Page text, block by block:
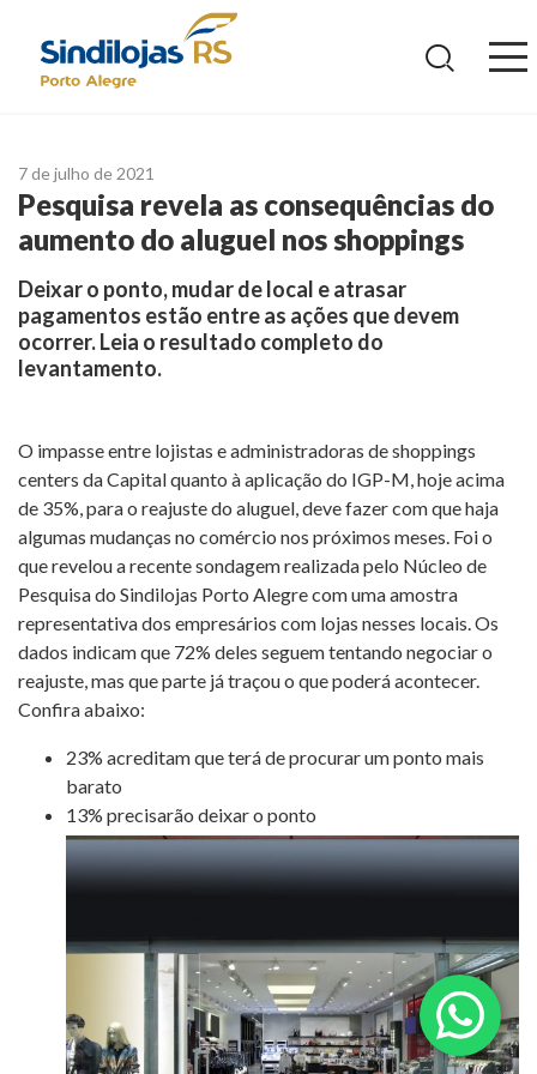
7 de julho de 2021
Pesquisa revela as consequências do
aumento do aluguel nos shoppings
Deixar o ponto, mudar de local e atrasar
pagamentos estão entre as ações que devem
ocorrer. Leia o resultado completo do
levantamento.
O impasse entre lojistas e administradoras de shoppings
centers da Capital quanto à aplicação do IGP-M, hoje acima
de 35%, para o reajuste do aluguel, deve fazer com que haja
algumas mudanças no comércio nos próximos meses. Foi o
que revelou a recente sondagem realizada pelo Núcleo de
Pesquisa do Sindilojas Porto Alegre com uma amostra
representativa dos empresários com lojas nesses locais. Os
dados indicam que 72% deles seguem tentando negociar o
reajuste, mas que parte já traçou o que poderá acontecer.
Confira abaixo:
23% acreditam que terá de procurar um ponto mais
barato
13% precisarão deixar o ponto